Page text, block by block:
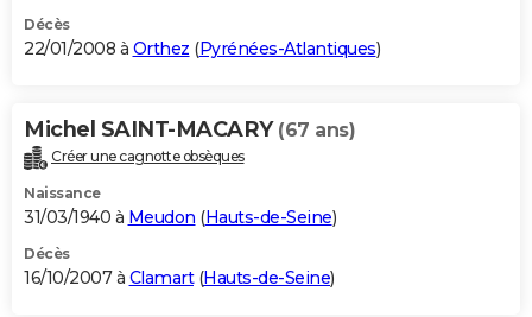
Décès
22/01/2008 à Orthez (Pyrénées-Atlantiques)
Michel SAINT-MACARY (67 ans)
Créer une cagnotte obsèques
Naissance
31/03/1940 à Meudon (Hauts-de-Seine)
Décès
16/10/2007 à Clamart(Hauts-de-Seine)